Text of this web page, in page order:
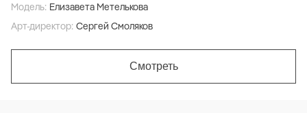
Модель: Елизавета Метелькова
Арт-директор: Сергей Смоляков
Смотреть